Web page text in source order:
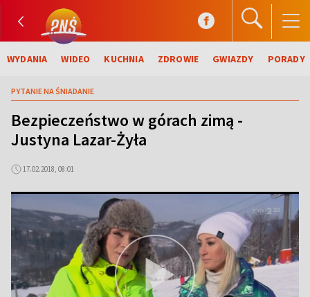
WYDANIA WIDEO KUCHNIA ZDROWIE GWIAZDY PORADY
PYTANIE NA ŚNIADANIE
Bezpieczeństwo w górach zimą -
Justyna Lazar-Żyła
17.02.2018, 08:01